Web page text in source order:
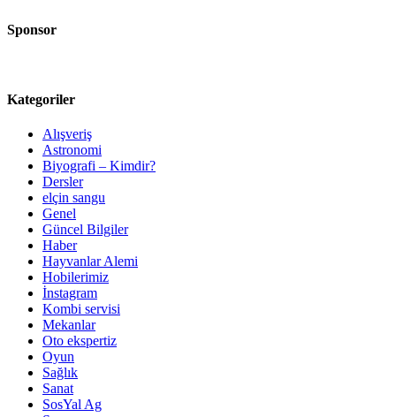
Sponsor
Kategoriler
Alışveriş
Astronomi
Biyografi – Kimdir?
Dersler
elçin sangu
Genel
Güncel Bilgiler
Haber
Hayvanlar Alemi
Hobilerimiz
İnstagram
Kombi servisi
Mekanlar
Oto ekspertiz
Oyun
Sağlık
Sanat
SosYal Ag